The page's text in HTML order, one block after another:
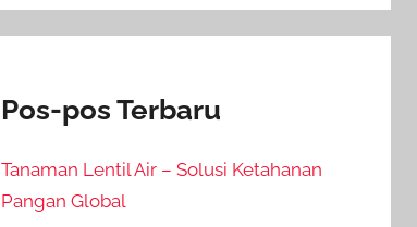
Pos-pos Terbaru
Tanaman Lentil Air – Solusi Ketahanan
Pangan Global